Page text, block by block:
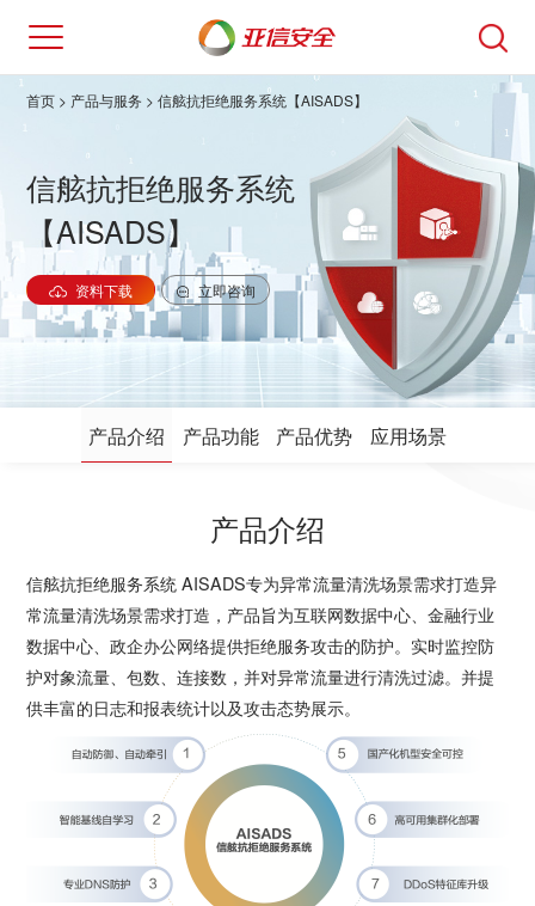
首页 > 产品与服务 > 信舷抗拒绝服务系统【AISADS】
信舷抗拒绝服务系统
【AISADS】
资料下载 立即咨询
产品介绍 产品功能 产品优势 应用场景
产品介绍
信舷抗拒绝服务系统 AISADS专为异常流量清洗场景需求打造异
常流量清洗场景需求打造，产品旨为互联网数据中心、金融行业
数据中心、政企办公网络提供拒绝服务攻击的防护。实时监控防
护对象流量、包数、连接数，并对异常流量进行清洗过滤。并提
供丰富的日志和报表统计以及攻击态势展示。